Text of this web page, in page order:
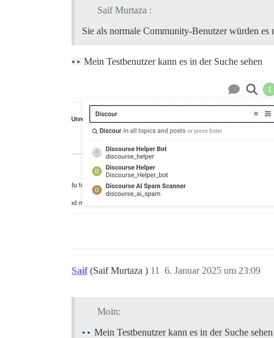
Saif Murtaza :
Sie als normale Community-Benutzer würden es
Mein Testbenutzer kann es in der Suche sehen
Saif (Saif Murtaza ) 6. Januar 2025 um 23:09
11
Moin:
Mein Testbenutzer kann es in der Suche sehen